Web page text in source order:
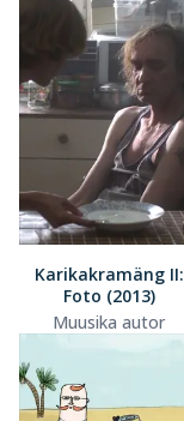
Karikakramäng II:
Foto (2013)
Muusika autor